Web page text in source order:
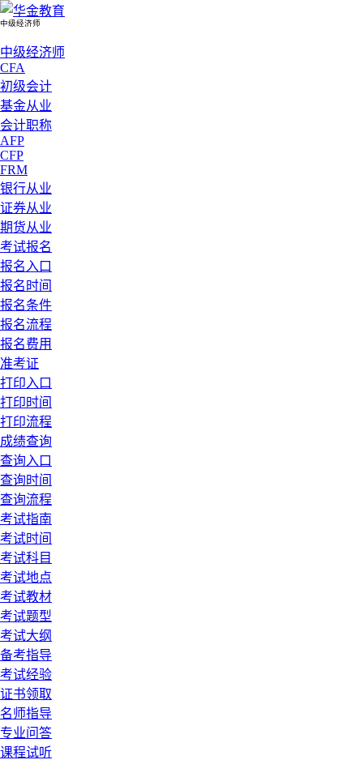
中级经济师
中级经济师
CFA
初级会计
基金从业
会计职称
AFP
CFP
FRM
银行从业
证券从业
期货从业
考试报名
报名入口
报名时间
报名条件
报名流程
报名费用
准考证
打印入口
打印时间
打印流程
成绩查询
查询入口
查询时间
查询流程
考试指南
考试时间
考试科目
考试地点
考试教材
考试题型
考试大纲
备考指导
考试经验
证书领取
名师指导
专业问答
课程试听